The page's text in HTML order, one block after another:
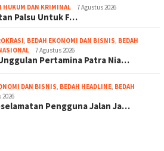
HUKUM DAN KRIMINAL 7 Agustus 2026
Palsu Untuk F…
, BEDAH EKONOMI DAN BISNIS, BEDAH
7 Agustus 2026
Pertamina Patra Nia…
DAN BISNIS, BEDAH HEADLINE, BEDAH
2026
Pengguna Jalan Ja…